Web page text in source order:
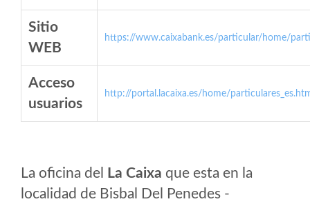
Sitio
WEB
https://www.caixabank.es/particular/home/
Acceso
usuarios
http://portal.lacaixa.es/home/
La oficina del La Caixa que esta en la
localidad de Bisbal Del Penedes -